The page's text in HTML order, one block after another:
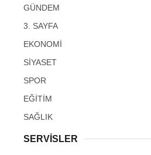
GÜNDEM
3. SAYFA
EKONOMİ
SİYASET
SPOR
EĞİTİM
SAĞLIK
SERVİSLER